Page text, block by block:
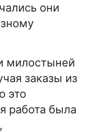
они
милостыней
заказы из
это
работа была